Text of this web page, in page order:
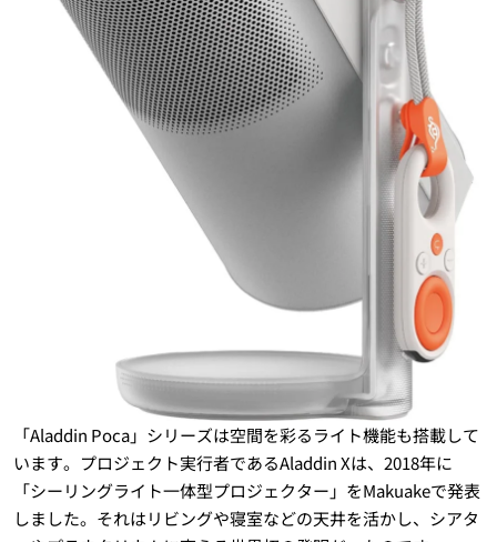
「Aladdin Poca」シリーズは空間を彩るライト機能も搭載して
います。プロジェクト実行者であるAladdin Xは、2018年に
「シーリングライト一体型プロジェクター」をMakuakeで発表
しました。それはリビングや寝室などの天井を活かし、シアタ